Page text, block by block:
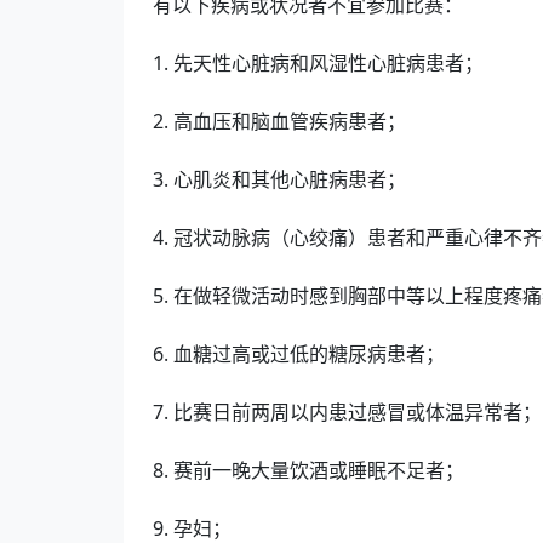
1. 先天性心脏病和风湿性心脏病患者；
2. 高血压和脑血管疾病患者；
3. 心肌炎和其他心脏病患者；
4. 冠状动脉病（心绞痛）患者和严重心律不齐
5. 在做轻微活动时感到胸部中等以上程度疼痛
6. 血糖过高或过低的糖尿病患者；
7. 比赛日前两周以内患过感冒或体温异常者；
8. 赛前一晚大量饮酒或睡眠不足者；
9. 孕妇；